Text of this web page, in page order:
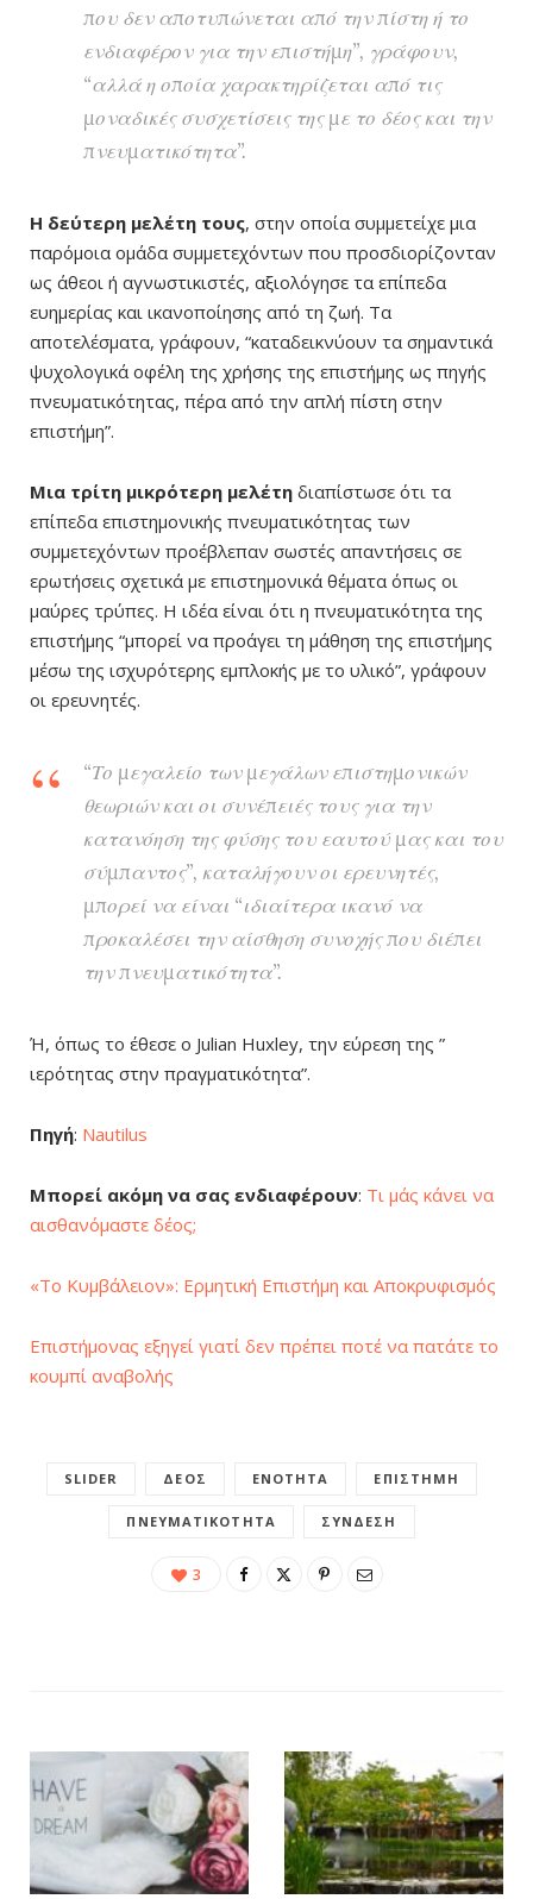
που δεν αποτυπώνεται από την πίστη ή το
ενδιαφέρον για την επιστήμη”, γράφουν,
“αλλά η οποία χαρακτηρίζεται από τις
μοναδικές συσχετίσεις της με το δέος και την
πνευματικότητα”.
Η δεύτερη μελέτη τους, στην οποία συμμετείχε μια
παρόμοια ομάδα συμμετεχόντων που προσδιορίζονταν
ως άθεοι ή αγνωστικιστές, αξιολόγησε τα επίπεδα
ευημερίας και ικανοποίησης από τη ζωή. Τα
αποτελέσματα, γράφουν, “καταδεικνύουν τα σημαντικά
ψυχολογικά οφέλη της χρήσης της επιστήμης ως πηγής
πνευματικότητας, πέρα από την απλή πίστη στην
επιστήμη”.
Μια τρίτη μικρότερη μελέτη διαπίστωσε ότι τα
επίπεδα επιστημονικής πνευματικότητας των
συμμετεχόντων προέβλεπαν σωστές απαντήσεις σε
ερωτήσεις σχετικά με επιστημονικά θέματα όπως οι
μαύρες τρύπες. Η ιδέα είναι ότι η πνευματικότητα της
επιστήμης “μπορεί να προάγει τη μάθηση της επιστήμης
μέσω της ισχυρότερης εμπλοκής με το υλικό”, γράφουν
οι ερευνητές.
“Το μεγαλείο των μεγάλων επιστημονικών
θεωριών και οι συνέπειές τους για την
κατανόηση της φύσης του εαυτού μας και του
σύμπαντος”, καταλήγουν οι ερευνητές,
μπορεί να είναι “ιδιαίτερα ικανό να
προκαλέσει την αίσθηση συνοχής που διέπει
την πνευματικότητα”.
Ή, όπως το έθεσε ο Julian Huxley, την εύρεση της ”
ιερότητας στην πραγματικότητα”.
Πηγή: Nautilus
Μπορεί ακόμη να σας ενδιαφέρουν: Τι μάς κάνει να
αισθανόμαστε δέος;
«Το Κυμβάλειον»: Ερμητική Επιστήμη και Αποκρυφισμός
Eπιστήμονας εξηγεί γιατί δεν πρέπει ποτέ να πατάτε το
κουμπί αναβολής
SLIDER ΔΈΟΣ ΕΝΌΤΗΤΑ ΕΠΙΣΤΉΜΗ
ΠΝΕΥΜΑΤΙΚΌΤΗΤΑ ΣΎΝΔΕΣΗ
3